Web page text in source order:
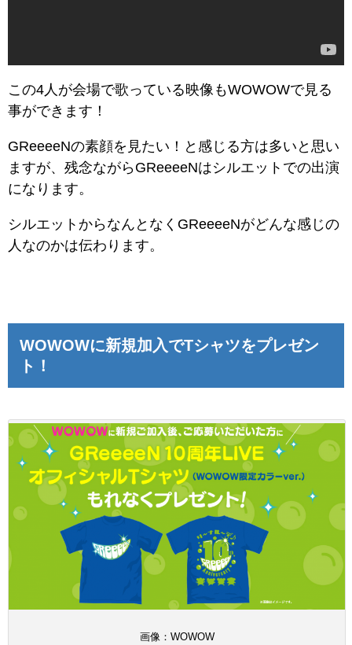
この4人が会場で歌っている映像もWOWOWで見る
事ができます！
GReeeeNの素顔を見たい！と感じる方は多いと思い
ますが、残念ながらGReeeeNはシルエットでの出演
になります。
シルエットからなんとなくGReeeeNがどんな感じの
人なのかは伝わります。
WOWOWに新規加入でTシャツをプレゼン
ト！
画像：WOWOW